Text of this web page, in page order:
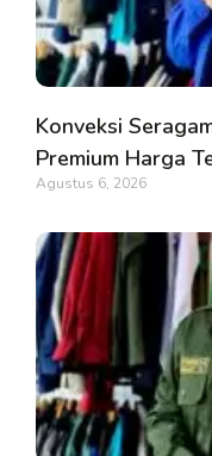
Konveksi
Premium Harga
Agustus 6, 2026